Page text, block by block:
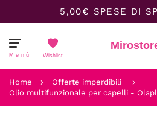
5,00€ SPESE DI
Menù Wishlist
Il
Home
Offerte imperdibili
Olio multifunzionale per capelli -